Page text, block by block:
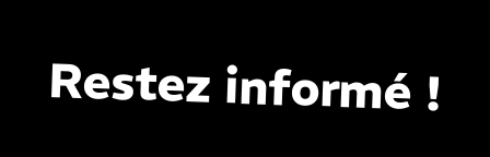
Restez informé !